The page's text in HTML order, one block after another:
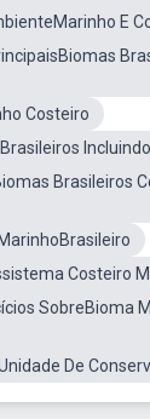
E
Costeiro
Brasileiros
Costeiro
SobreBioma
De